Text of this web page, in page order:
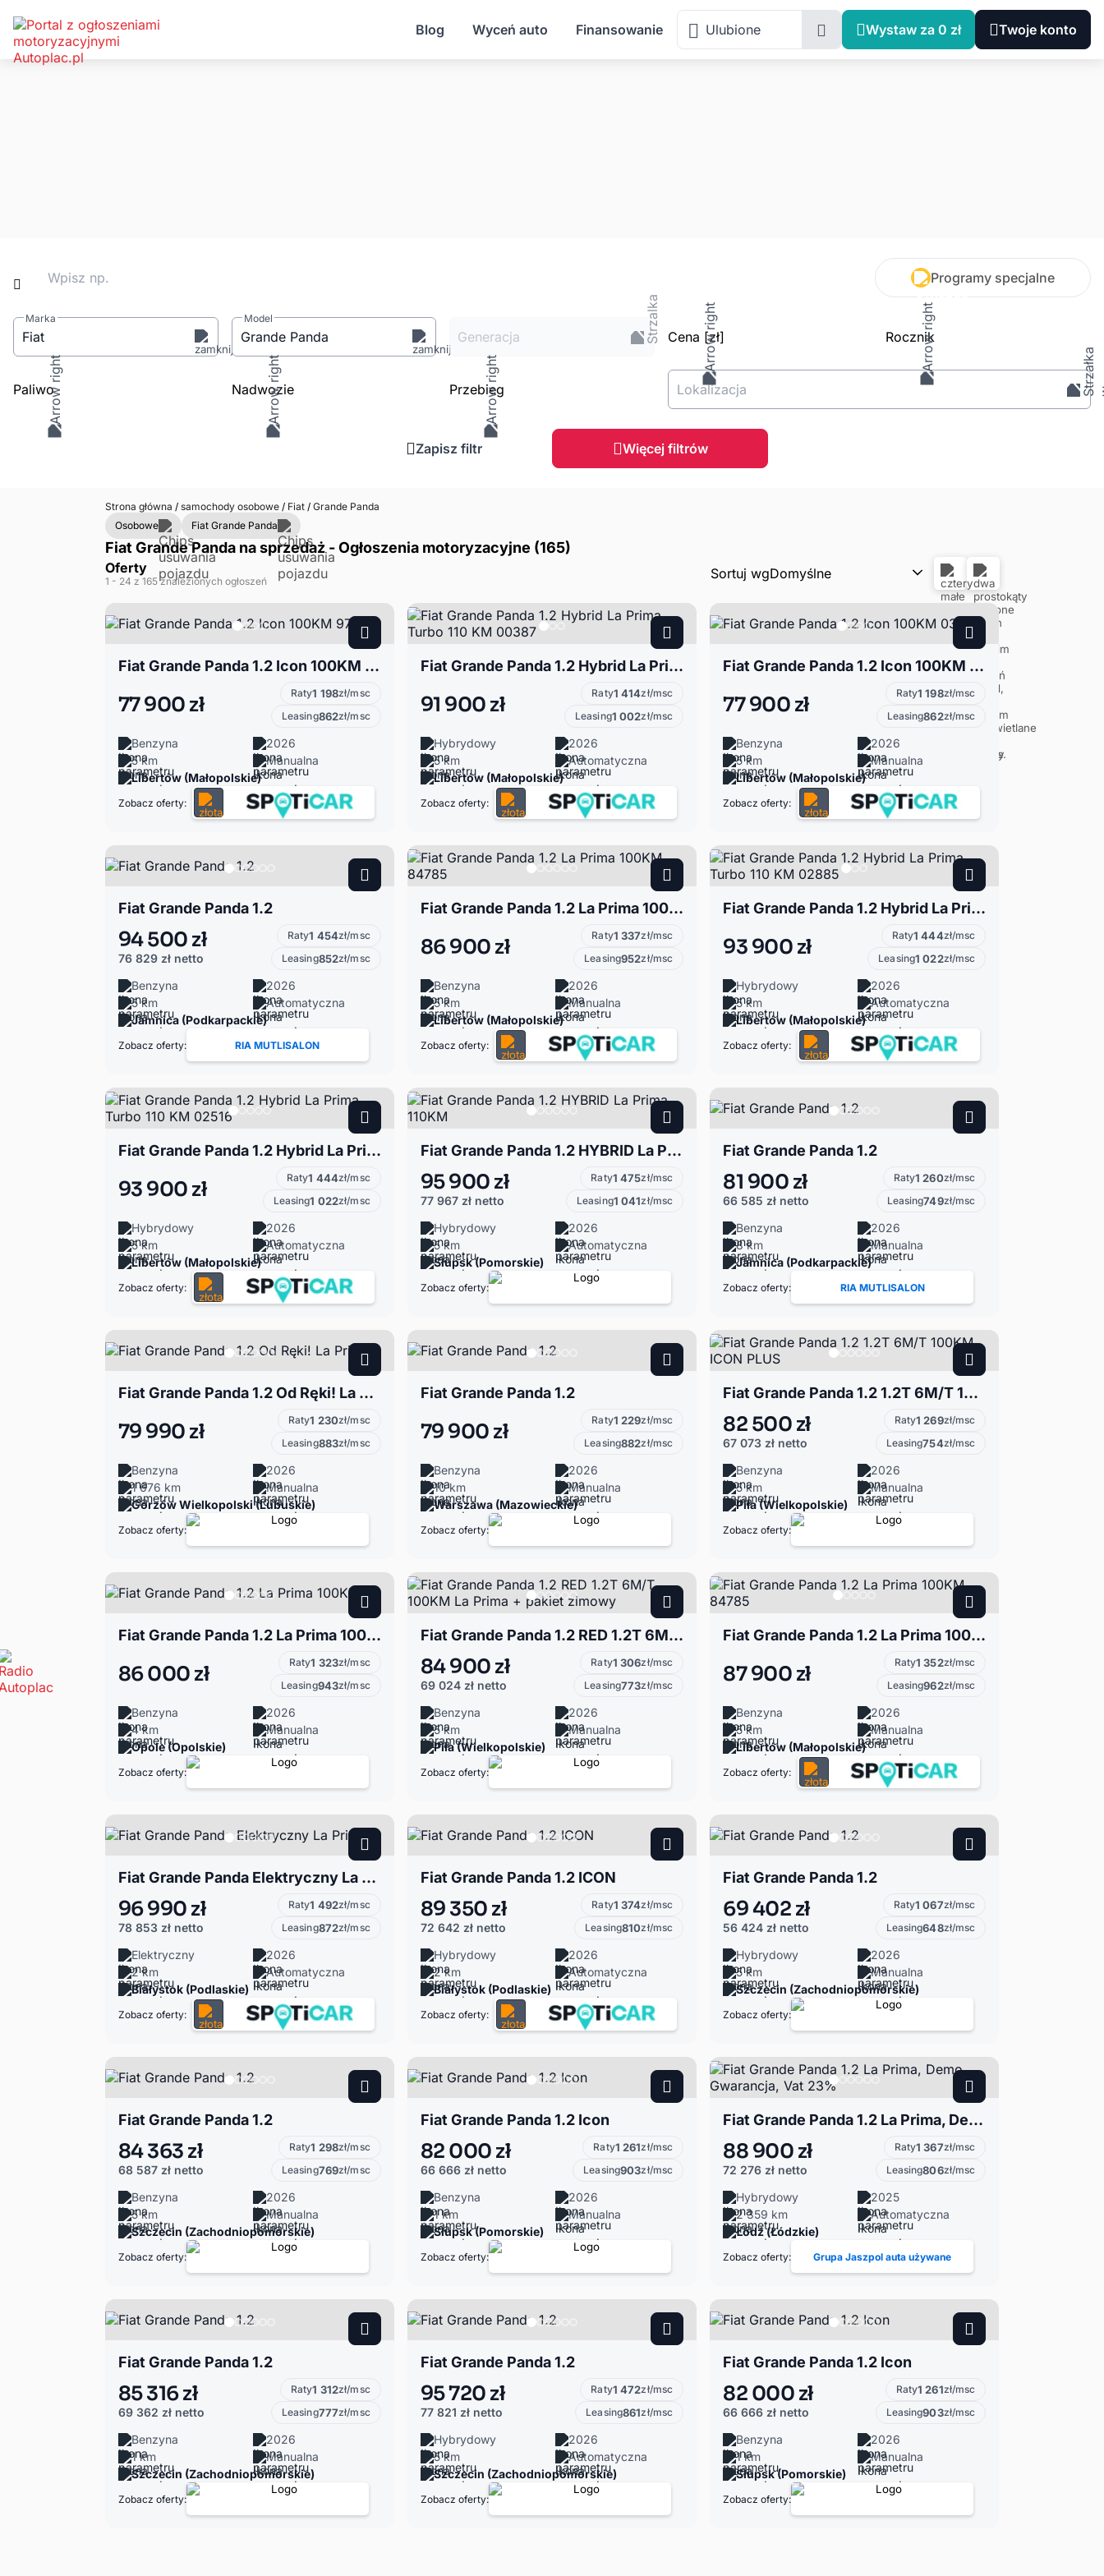
Blog Wyceń auto Finansowanie Ulubione Wystaw za 0 zł Twoje konto
Wpisz np. Programy specjalne
Marka
Fiat
Model
Grande Panda Generacja Cena [zł] Rocznik
Paliwo Nadwozie Przebieg Lokalizacja
Zapisz filtr Więcej filtrów
Strona główna /samochody osobowe /Fiat /Grande Panda
Osobowe
Fiat Grande Panda
Fiat Grande Panda na sprzedaż - Ogłoszenia motoryzacyjne (165)
Oferty
1 - 24 z 165 znalezionych ogłoszeń Sortuj wgDomyślne
Fiat Grande Panda 1.2 Icon 100KM 97987
77 900 zł Raty1 198zł/msc
Leasing862zł/msc
Benzyna
2026
5 km
Manualna
Libertów (Małopolskie)
Zobacz oferty:
Fiat Grande Panda 1.2 Hybrid La Prima Turbo 110 KM 00387
91 900 zł Raty1 414zł/msc
Leasing1 002zł/msc
Hybrydowy
2026
5 km
Automatyczna
Libertów (Małopolskie)
Zobacz oferty:
Fiat Grande Panda 1.2 Icon 100KM 03743
77 900 zł Raty1 198zł/msc
Leasing862zł/msc
Benzyna
2026
5 km
Manualna
Libertów (Małopolskie)
Zobacz oferty:
Fiat Grande Panda 1.2
94 500 zł
76 829 zł netto
Raty1 454zł/msc
Leasing852zł/msc
Benzyna
2026
5 km
Automatyczna
Jamnica (Podkarpackie)
Zobacz oferty: RIA MUTLISALON
Fiat Grande Panda 1.2 La Prima 100KM 84785
86 900 zł Raty1 337zł/msc
Leasing952zł/msc
Benzyna
2026
5 km
Manualna
Libertów (Małopolskie)
Zobacz oferty:
Fiat Grande Panda 1.2 Hybrid La Prima Turbo 110 KM 02885
93 900 zł Raty1 444zł/msc
Leasing1 022zł/msc
Hybrydowy
2026
5 km
Automatyczna
Libertów (Małopolskie)
Zobacz oferty:
Fiat Grande Panda 1.2 Hybrid La Prima Turbo 110 KM 02516
93 900 zł Raty1 444zł/msc
Leasing1 022zł/msc
Hybrydowy
2026
5 km
Automatyczna
Libertów (Małopolskie)
Zobacz oferty:
Fiat Grande Panda 1.2 HYBRID La Prima 110KM
95 900 zł
77 967 zł netto
Raty1 475zł/msc
Leasing1 041zł/msc
Hybrydowy
2026
5 km
Automatyczna
Słupsk (Pomorskie)
Zobacz oferty:
Fiat Grande Panda 1.2
81 900 zł
66 585 zł netto
Raty1 260zł/msc
Leasing749zł/msc
Benzyna
2026
8 km
Manualna
Jamnica (Podkarpackie)
Zobacz oferty: RIA MUTLISALON
Fiat Grande Panda 1.2 Od Ręki! La Prima
79 990 zł Raty1 230zł/msc
Leasing883zł/msc
Benzyna
2026
1 676 km
Manualna
Gorzów Wielkopolski (Lubuskie)
Zobacz oferty:
Fiat Grande Panda 1.2
79 900 zł Raty1 229zł/msc
Leasing882zł/msc
Benzyna
2026
10 km
Manualna
Warszawa (Mazowieckie)
Zobacz oferty:
Fiat Grande Panda 1.2 1.2T 6M/T 100KM ICON PLUS
82 500 zł
67 073 zł netto
Raty1 269zł/msc
Leasing754zł/msc
Benzyna
2026
5 km
Manualna
Piła (Wielkopolskie)
Zobacz oferty:
Fiat Grande Panda 1.2 La Prima 100KM
86 000 zł Raty1 323zł/msc
Leasing943zł/msc
Benzyna
2026
4 km
Manualna
Opole (Opolskie)
Zobacz oferty:
Fiat Grande Panda 1.2 RED 1.2T 6M/T 100KM La Prima + pakiet zimowy
84 900 zł
69 024 zł netto
Raty1 306zł/msc
Leasing773zł/msc
Benzyna
2026
5 km
Manualna
Piła (Wielkopolskie)
Zobacz oferty:
Fiat Grande Panda 1.2 La Prima 100KM 84785
87 900 zł Raty1 352zł/msc
Leasing962zł/msc
Benzyna
2026
5 km
Manualna
Libertów (Małopolskie)
Zobacz oferty:
Fiat Grande Panda Elektryczny La Prima
96 990 zł
78 853 zł netto
Raty1 492zł/msc
Leasing872zł/msc
Elektryczny
2026
2 km
Automatyczna
Białystok (Podlaskie)
Zobacz oferty:
Fiat Grande Panda 1.2 ICON
89 350 zł
72 642 zł netto
Raty1 374zł/msc
Leasing810zł/msc
Hybrydowy
2026
2 km
Automatyczna
Białystok (Podlaskie)
Zobacz oferty:
Fiat Grande Panda 1.2
69 402 zł
56 424 zł netto
Raty1 067zł/msc
Leasing648zł/msc
Hybrydowy
2026
5 km
Manualna
Szczecin (Zachodniopomorskie)
Zobacz oferty:
Fiat Grande Panda 1.2
84 363 zł
68 587 zł netto
Raty1 298zł/msc
Leasing769zł/msc
Benzyna
2026
5 km
Manualna
Szczecin (Zachodniopomorskie)
Zobacz oferty:
Fiat Grande Panda 1.2 Icon
82 000 zł
66 666 zł netto
Raty1 261zł/msc
Leasing903zł/msc
Benzyna
2026
1 km
Manualna
Słupsk (Pomorskie)
Zobacz oferty:
Fiat Grande Panda 1.2 La Prima, Demo, Gwarancja, Vat 23%
88 900 zł
72 276 zł netto
Raty1 367zł/msc
Leasing806zł/msc
Hybrydowy
2025
2 359 km
Automatyczna
Łódź (Łódzkie)
Zobacz oferty: Grupa Jaszpol auta używane
Fiat Grande Panda 1.2
85 316 zł
69 362 zł netto
Raty1 312zł/msc
Leasing777zł/msc
Benzyna
2026
1 km
Manualna
Szczecin (Zachodniopomorskie)
Zobacz oferty:
Fiat Grande Panda 1.2
95 720 zł
77 821 zł netto
Raty1 472zł/msc
Leasing861zł/msc
Hybrydowy
2026
5 km
Automatyczna
Szczecin (Zachodniopomorskie)
Zobacz oferty:
Fiat Grande Panda 1.2 Icon
82 000 zł
66 666 zł netto
Raty1 261zł/msc
Leasing903zł/msc
Benzyna
2026
1 km
Manualna
Słupsk (Pomorskie)
Zobacz oferty: